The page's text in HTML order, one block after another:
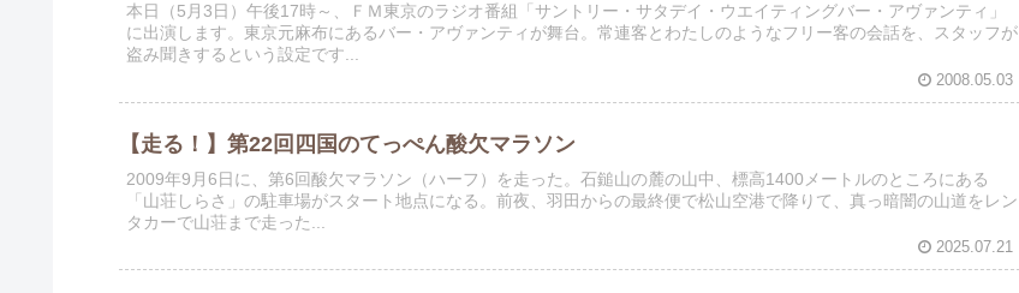
本日（5月3日）午後17時～、ＦＭ東京のラジオ番組「サントリー・サタデイ・ウエイティングバー・アヴァンティ」
に出演します。東京元麻布にあるバー・アヴァンティが舞台。常連客とわたしのようなフリー客の会話を、スタッフが
盗み聞きするという設定です...
2008.05.03
【走る！】第22回四国のてっぺん酸欠マラソン
2009年9月6日に、第6回酸欠マラソン（ハーフ）を走った。石鎚山の麓の山中、標高1400メートルのところにある
「山荘しらさ」の駐車場がスタート地点になる。前夜、羽田からの最終便で松山空港で降りて、真っ暗闇の山道をレン
タカーで山荘まで走った...
2025.07.21